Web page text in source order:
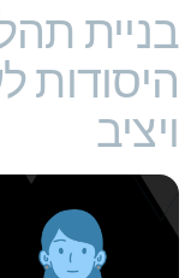
בניית
היסודות
ויציב